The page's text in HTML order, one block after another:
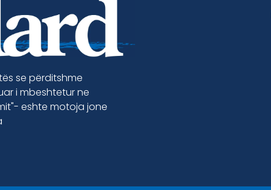
se përditshme
i mbeshtetur ne
eshte motoja jone